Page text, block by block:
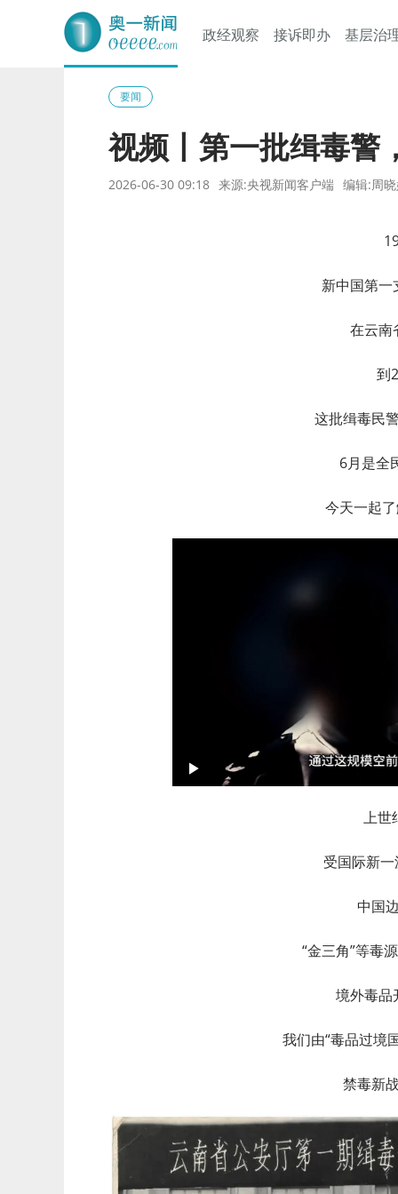
奥一网
政经观察 接诉即办 基层治
要闻
视频丨第一批缉毒警
2026-06-30 09:18 来源:央视新闻客户端 编辑:周
新中国第一
在云南
到
这批缉毒民
6月是全
今天一起
上世
受国际新一
中国
“金三角”等毒
境外毒品
我们由“毒品过境
禁毒新